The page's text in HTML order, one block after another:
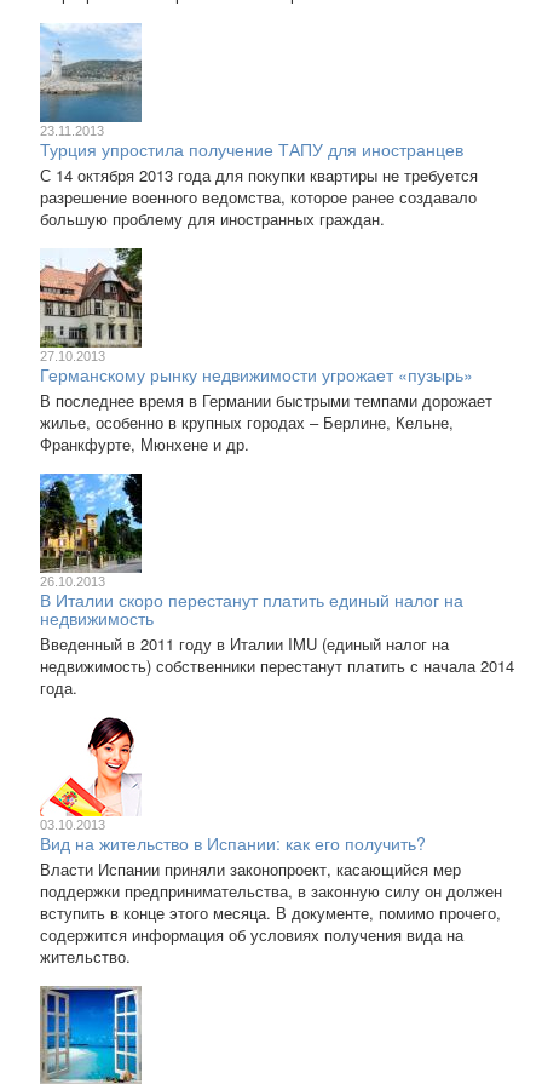
23.11.2013
Турция упростила получение ТАПУ для иностранцев
С 14 октября 2013 года для покупки квартиры не требуется
разрешение военного ведомства, которое ранее создавало
большую проблему для иностранных граждан.
27.10.2013
Германскому рынку недвижимости угрожает «пузырь»
В последнее время в Германии быстрыми темпами дорожает
жилье, особенно в крупных городах – Берлине, Кельне,
Франкфурте, Мюнхене и др.
26.10.2013
В Италии скоро перестанут платить единый налог на
недвижимость
Введенный в 2011 году в Италии IMU (единый налог на
недвижимость) собственники перестанут платить с начала 2014
года.
03.10.2013
Вид на жительство в Испании: как его получить?
Власти Испании приняли законопроект, касающийся мер
поддержки предпринимательства, в законную силу он должен
вступить в конце этого месяца. В документе, помимо прочего,
содержится информация об условиях получения вида на
жительство.